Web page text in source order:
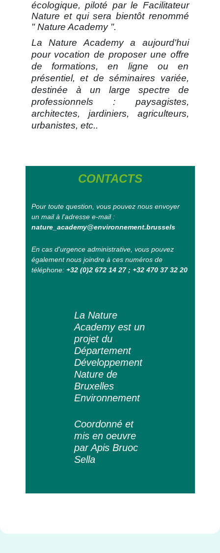
écologique, piloté par le Facilitateur
Nature et qui sera bientôt renommé
" Nature Academy ".
La Nature Academy a aujourd'hui
pour vocation de proposer une offre
de formations, en ligne ou en
présentiel, et de séminaires variée,
destinée à un large spectre de
professionnels : paysagistes,
architectes, jardiniers, agriculteurs,
urbanistes, etc..
CONTACTS
Pour toute question, vous pouvez nous envoyer
un mail à l'adresse e-mail :
nature_academy@environnement.brussels
En cas d'urgence administrative, vous pouvez
également nous joindre à ces numéros de
téléphone: +32 (0)2 672 14 27 ; +32 470 37 32 20
La Nature
Academy est un
projet du
Département
Développement
Nature de
Bruxelles
Environnement
Coordonné et
mis en oeuvre
par Apis Bruoc
Sella